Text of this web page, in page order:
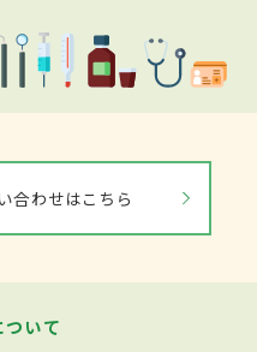
合わせはこちら
いて